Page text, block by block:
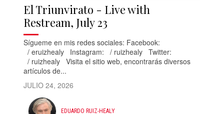
El Triunvirato - Live with
Restream, July 23
Sígueme en mis redes sociales: Facebook:
/ eruizhealy Instagram: / ruizhealy Twitter:
/ ruizhealy Visita el sitio web, encontrarás diversos
artículos de...
JULIO 24, 2026
EDUARDO RUIZ-HEALY